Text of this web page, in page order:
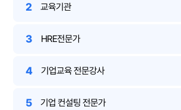
2 교육기관
3 HRE전문가
4 기업교육 전문강사
5 기업 컨설팅 전문가